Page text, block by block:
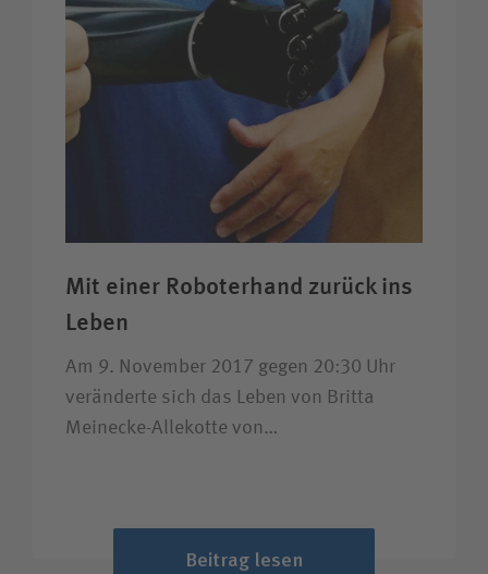
Zuweiserin / Zuweiser
Bewerberin / Bewerber
Journalistin / Journalist
Mit einer Roboter­hand zurück ins
Leben
Am 9. November 2017 gegen 20:30 Uhr
veränderte sich das Leben von Britta
Meinecke-Allekotte von…
Beitrag lesen